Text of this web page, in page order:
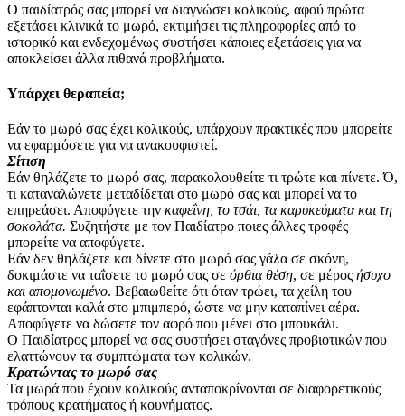
Ο παιδίατρός σας μπορεί να διαγνώσει κολικούς, αφού πρώτα
εξετάσει κλινικά το μωρό, εκτιμήσει τις πληροφορίες από το
ιστορικό και ενδεχομένως συστήσει κάποιες εξετάσεις για να
αποκλείσει άλλα πιθανά προβλήματα.
Υπάρχει θεραπεία;
Εάν το μωρό σας έχει κολικούς, υπάρχουν πρακτικές που μπορείτε
να εφαρμόσετε για να ανακουφιστεί.
Σίτιση
Εάν θηλάζετε το μωρό σας, παρακολουθείτε τι τρώτε και πίνετε. Ό,
τι καταναλώνετε μεταδίδεται στο μωρό σας και μπορεί να το
επηρεάσει. Αποφύγετε την καφεΐνη, το τσάι, τα καρυκεύματα και τη
σοκολάτα. Συζητήστε με τον Παιδίατρο ποιες άλλες τροφές
μπορείτε να αποφύγετε.
Εάν δεν θηλάζετε και δίνετε στο μωρό σας γάλα σε σκόνη,
δοκιμάστε να ταΐσετε το μωρό σας σε όρθια θέση, σε μέρος ήσυχο
και απομονωμένο. Βεβαιωθείτε ότι όταν τρώει, τα χείλη του
εφάπτονται καλά στο μπιμπερό, ώστε να μην καταπίνει αέρα.
Αποφύγετε να δώσετε τον αφρό που μένει στο μπουκάλι.
Ο Παιδίατρος μπορεί να σας συστήσει σταγόνες προβιοτικών που
ελαττώνουν τα συμπτώματα των κολικών.
Κρατώντας το μωρό σας
Τα μωρά που έχουν κολικούς ανταποκρίνονται σε διαφορετικούς
τρόπους κρατήματος ή κουνήματος.